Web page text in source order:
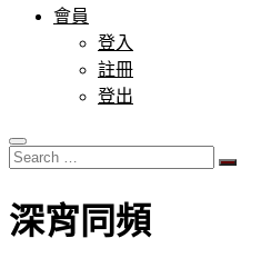
會員
登入
註冊
登出
Search
…
深宵同頻